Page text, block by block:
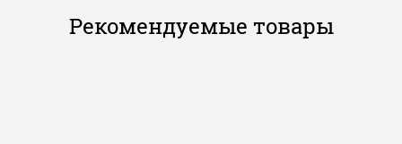
Рекомендуемые товары